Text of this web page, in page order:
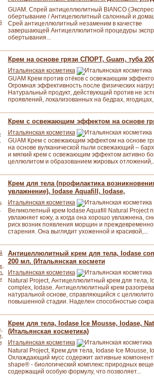
GUAM. Спрей антицеллюлитный BIANCO
обертывание / Антицелюлитный салонный и
Срей антицеллюлитный незаменим в качестве
завершающей Антицеллюлитной процедуры
обертывания...
Крем на основе грязи СПОРТ, Guam, туба
Итальянская косметика
GUAM Крем против отёков с освежающим
Огромная эффективность после физических
Натуральный продукт, действующий против не
проявлений, локализованных на бедрах,
Крем с освежающим эффектом на основе
Итальянская косметика
GUAM Крем с освежающим эффектом на основе
на основе вулканической пыли освежающий –
и мягкий крем с освежающим эффектом активно
целлюлитом и образованием жировых
Крем для тела (профилактика
увлажнение), Iodase Aquafill, Iodase,
Итальянская косметика
Великолепный крем Iodase Aquafill Natural Project
увлажняет кожу, а когда она хорошо увлажнена,
риск возник появления морщин и
старения. Она выглядит ухоженной и красивой,...
Антицеллюлитный крем для тела, Iodase
200 мл. (Итальянская космети
Итальянская косметика
Natural Project, Антицеллюлитный крем для тела,
complex, Iodase. Антицеллюлитный крем
натуральной основе, справляющийся с
повышенной стадии. Наделен способностью
Крем для тела, Iodase Ice Mousse, Iodase,
(Итальянская косметика)
Итальянская косметика
Natural Project, Крем для тела, Iodase Ice Mousse,
Охлаждающий мусс содержит активные
shape® - биологический комплекс природных
содержащий особую формулу, что позволяет...